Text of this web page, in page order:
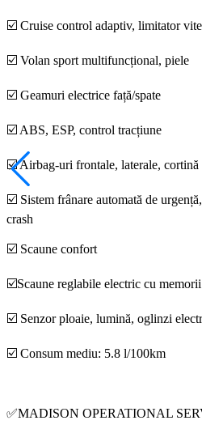
☑️ Cruise control adaptiv, limitator
☑️ Volan sport multifuncțional, piele
☑️ Geamuri electrice față/spate
☑️ ABS, ESP, control tracțiune
☑️ Airbag-uri frontale, laterale, cortină
☑️ Sistem frânare automată de
crash
☑️ Scaune confort
☑️Scaune reglabile electric cu memorii
☑️ Senzor ploaie, lumină, oglinzi
☑️ Consum mediu: 5.8 l/100km
✅MADISON OPERATIONAL